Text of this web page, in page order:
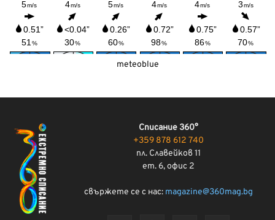
meteoblue
Списание 360°
+359 878 612 740
пл. Славейков 11
ет. 6, офис 2
свържете се с нас: magazine@360mag.bg